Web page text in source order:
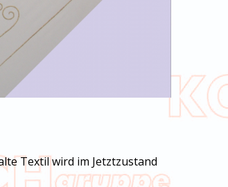
Textil wird im Jetztzustand